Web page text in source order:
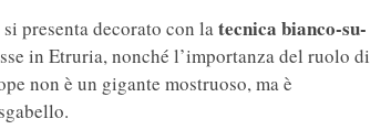
presenta decorato con latecnica bianco-su-
in Etruria, nonché l’importanza del ruolo di
non è un gigante mostruoso, ma è